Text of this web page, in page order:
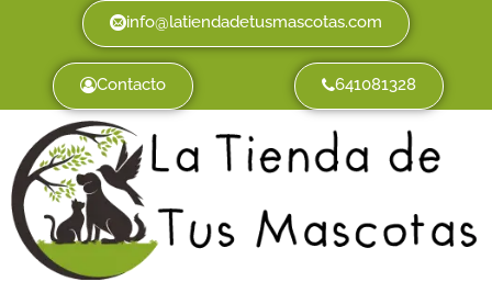
info@latiendadetusmascotas.com
Contacto 641081328